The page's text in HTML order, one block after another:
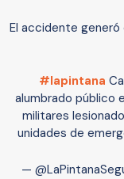
El accidente generó
#lapintana
alumbrado público
militares
unidades de
—